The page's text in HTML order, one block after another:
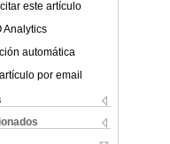
este artículo
Analytics
automática
por email